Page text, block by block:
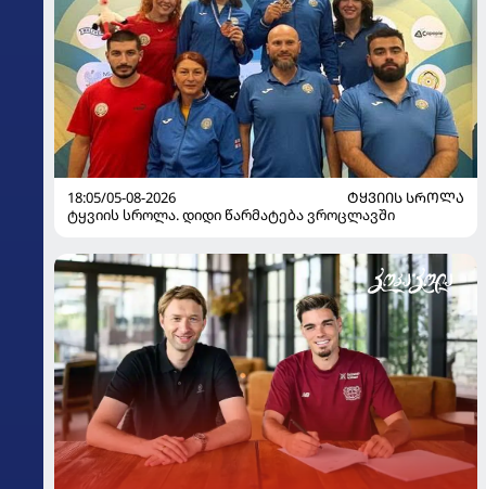
18:05/05-08-2026
ᲢᲧᲕᲘᲘᲡ ᲡᲠᲝᲚᲐ
ტყვიის სროლა. დიდი წარმატება ვროცლავში